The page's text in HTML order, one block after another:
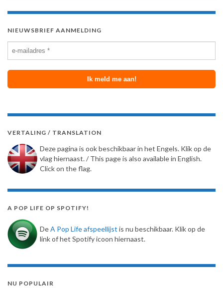
NIEUWSBRIEF AANMELDING
VERTALING / TRANSLATION
Deze pagina is ook beschikbaar in het Engels. Klik op de
vlag hiernaast. / This page is also available in English.
Click on the flag.
A POP LIFE OP SPOTIFY!
DeA Pop Life afspeellijst is nu beschikbaar. Klik op de
link of het Spotify icoon hiernaast.
NU POPULAIR